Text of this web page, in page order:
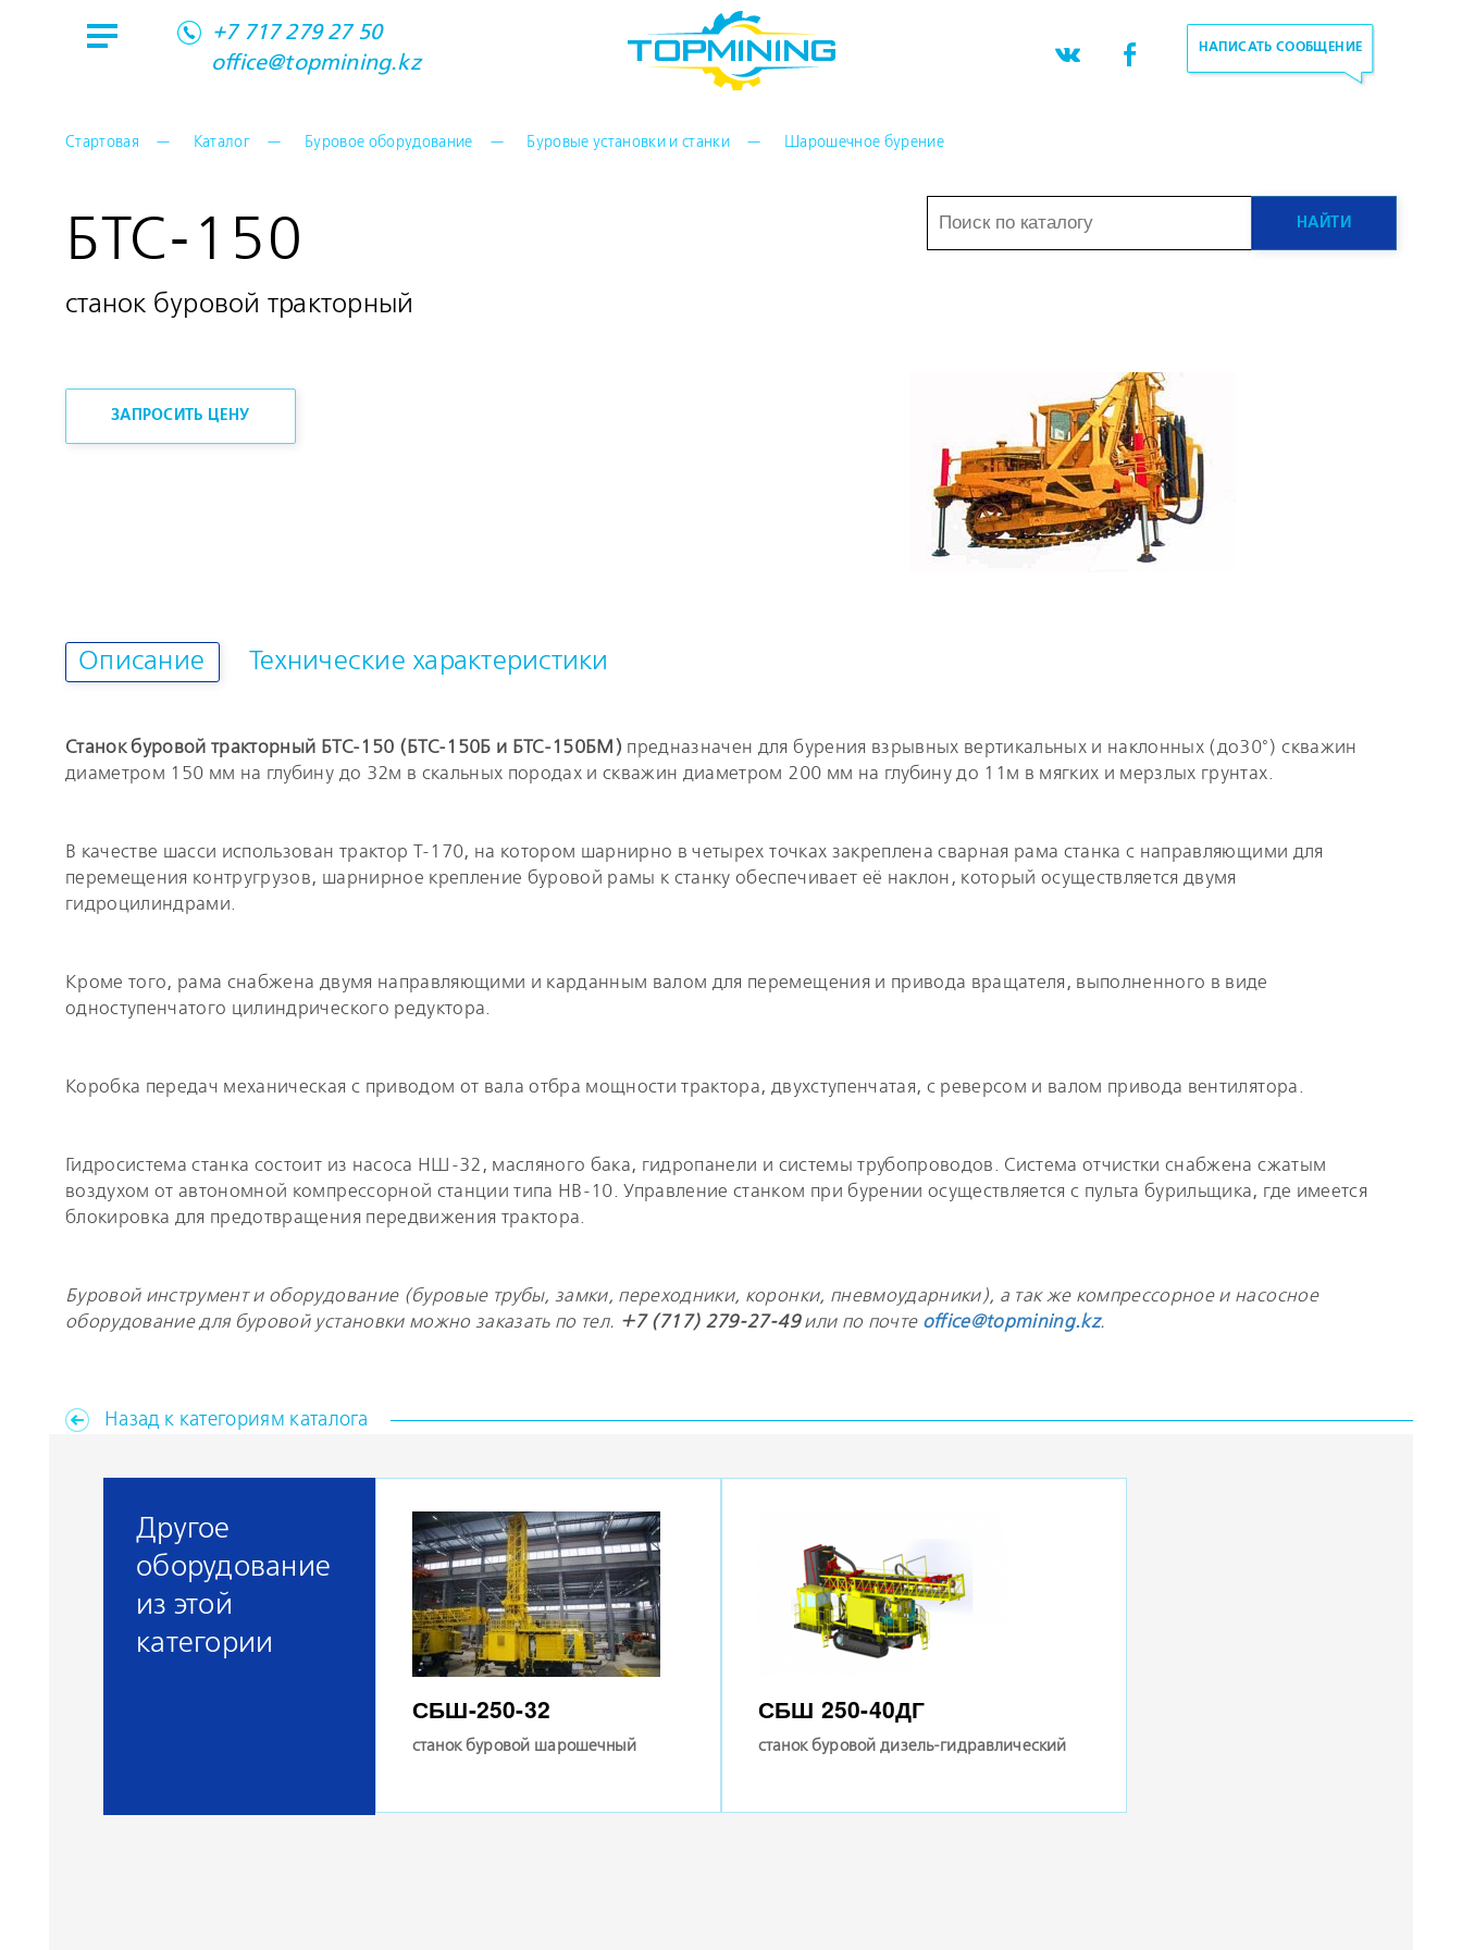
+7 717 279 27 50
office@topmining.kz
НАПИСАТЬ СООБЩЕНИЕ
Стартовая Каталог Буровое оборудование Буровые установки и станки Шарошечное бурение
БТС-150
станок буровой тракторный
ЗАПРОСИТЬ ЦЕНУ
Описание Технические характеристики
Станок буровой тракторный БТС-150 (БТС-150Б и БТС-150БМ) предназначен для бурения взрывных вертикальных и наклонных (до30°) скважин
диаметром 150 мм на глубину до 32м в скальных породах и скважин диаметром 200 мм на глубину до 11м в мягких и мерзлых грунтах.
В качестве шасси использован трактор Т-170, на котором шарнирно в четырех точках закреплена сварная рама станка с направляющими для
перемещения контругрузов, шарнирное крепление буровой рамы к станку обеспечивает её наклон, который осуществляется двумя
гидроцилиндрами.
Кроме того, рама снабжена двумя направляющими и карданным валом для перемещения и привода вращателя, выполненного в виде
одноступенчатого цилиндрического редуктора.
Коробка передач механическая с приводом от вала отбра мощности трактора, двухступенчатая, с реверсом и валом привода вентилятора.
Гидросистема станка состоит из насоса НШ-32, масляного бака, гидропанели и системы трубопроводов. Система отчистки снабжена сжатым
воздухом от автономной компрессорной станции типа НВ-10. Управление станком при бурении осуществляется с пульта бурильщика, где имеется
блокировка для предотвращения передвижения трактора.
Буровой инструмент и оборудование (буровые трубы, замки, переходники, коронки, пневмоударники), а так же компрессорное и насосное
оборудование для буровой установки можно заказать по тел. +7 (717) 279-27-49или по почте office@topmining.kz.
Назад к категориям каталога
Другое
оборудование
из этой
категории
СБШ-250-32
станок буровой шарошечный
СБШ 250-40ДГ
станок буровой дизель-гидравлический